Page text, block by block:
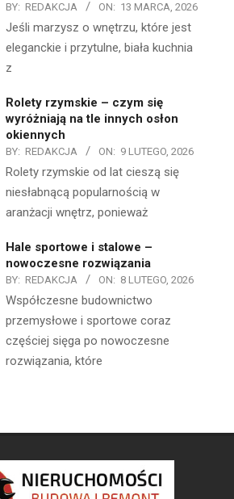
BY: REDAKCJA ON: 13 MARCA, 2026
Jeśli marzysz o wnętrzu, które jest
eleganckie i przytulne, biała kuchnia
z
Rolety rzymskie – czym się
wyróżniają na tle innych osłon
okiennych
BY: REDAKCJA ON: 9 LUTEGO, 2026
Rolety rzymskie od lat cieszą się
niesłabnącą popularnością w
aranżacji wnętrz, ponieważ
Hale sportowe i stalowe –
nowoczesne rozwiązania
BY: REDAKCJA ON: 8 LUTEGO, 2026
Współczesne budownictwo
przemysłowe i sportowe coraz
częściej sięga po nowoczesne
rozwiązania, które